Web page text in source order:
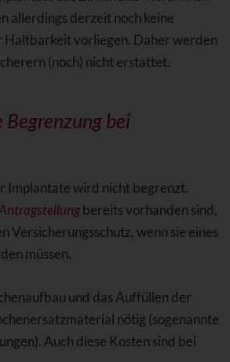
allerdings derzeit noch keine
Haltbarkeit vorliegen. Daher werden
(noch) nicht erstattet.
Begrenzung bei
Implantate wird nicht begrenzt.
bereits vorhanden sind,
Versicherungsschutz, wenn sie eines
müssen.
und das Auffüllen der
nötig (sogenannte
Auch diese Kosten sind bei